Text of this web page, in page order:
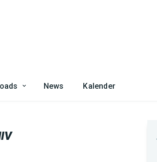
News Kalender